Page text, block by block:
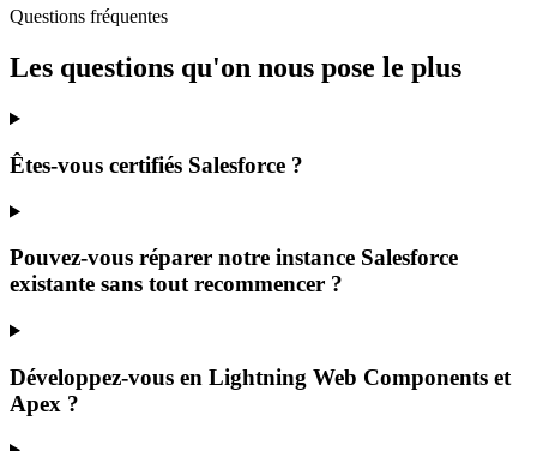
Questions fréquentes
Les questions qu'on nous pose le plus
Êtes-vous certifiés Salesforce ?
Pouvez-vous réparer notre instance Salesforce
existante sans tout recommencer ?
Développez-vous en Lightning Web Components et
Apex ?